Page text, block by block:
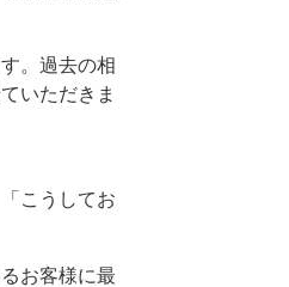
。過去の相
いただきま
こうしてお
お客様に最